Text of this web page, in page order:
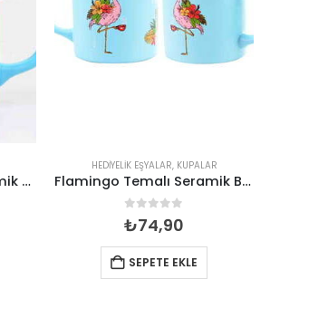
Kaset Plak Temalı Seramik Renkli Kupa
HEDIYELIK EŞYALAR, KUPALAR
Flamingo Temalı Seramik Baskılı Kupa
0 out of 5
₺74,90
SEPETE EKLE